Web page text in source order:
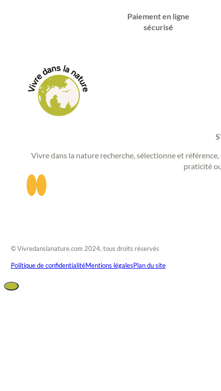
Paiement en ligne
sécurisé
Vivre dans la nature recherche, sélectionne et
praticité
© Vivredanslanature.com 2024, tous droits réservés
Politique de confidentialitéMentions légalesPlan du site